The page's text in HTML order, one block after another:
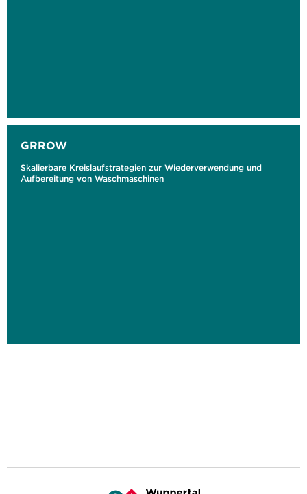
GRROW
Skalierbare Kreislaufstrategien zur Wiederverwendung und
Aufbereitung von Waschmaschinen